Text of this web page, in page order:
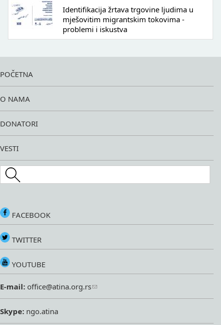
Identifikacija žrtava trgovine ljudima u
mješovitim migrantskim tokovima -
problemi i iskustva
POČETNA
O NAMA
DONATORI
VESTI
Search this site
FACEBOOK
TWITTER
YOUTUBE
E-mail: office@atina.org.rs
Skype: ngo.atina